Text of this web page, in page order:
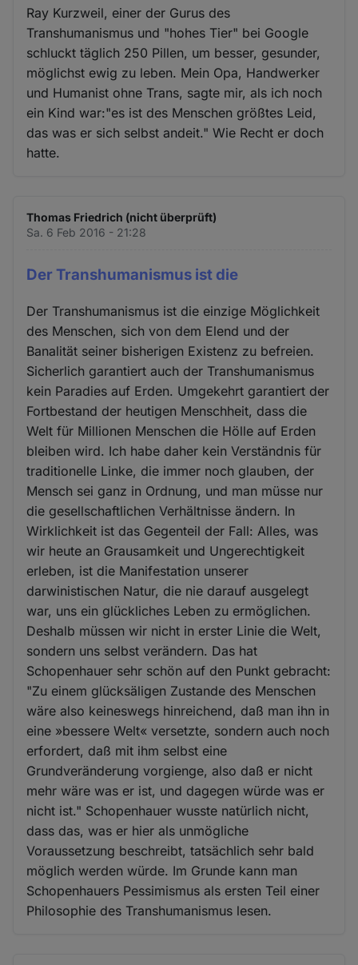
Ray Kurzweil, einer der Gurus des
Transhumanismus und "hohes Tier" bei Google
schluckt täglich 250 Pillen, um besser, gesunder,
möglichst ewig zu leben. Mein Opa, Handwerker
und Humanist ohne Trans, sagte mir, als ich noch
ein Kind war:"es ist des Menschen größtes Leid,
das was er sich selbst andeit." Wie Recht er doch
hatte.
Thomas Friedrich (nicht überprüft)
Sa. 6 Feb 2016 - 21:28
Der Transhumanismus ist die
Der Transhumanismus ist die einzige Möglichkeit
des Menschen, sich von dem Elend und der
Banalität seiner bisherigen Existenz zu befreien.
Sicherlich garantiert auch der Transhumanismus
kein Paradies auf Erden. Umgekehrt garantiert der
Fortbestand der heutigen Menschheit, dass die
Welt für Millionen Menschen die Hölle auf Erden
bleiben wird. Ich habe daher kein Verständnis für
traditionelle Linke, die immer noch glauben, der
Mensch sei ganz in Ordnung, und man müsse nur
die gesellschaftlichen Verhältnisse ändern. In
Wirklichkeit ist das Gegenteil der Fall: Alles, was
wir heute an Grausamkeit und Ungerechtigkeit
erleben, ist die Manifestation unserer
darwinistischen Natur, die nie darauf ausgelegt
war, uns ein glückliches Leben zu ermöglichen.
Deshalb müssen wir nicht in erster Linie die Welt,
sondern uns selbst verändern. Das hat
Schopenhauer sehr schön auf den Punkt gebracht:
"Zu einem glücksäligen Zustande des Menschen
wäre also keineswegs hinreichend, daß man ihn in
eine »bessere Welt« versetzte, sondern auch noch
erfordert, daß mit ihm selbst eine
Grundveränderung vorgienge, also daß er nicht
mehr wäre was er ist, und dagegen würde was er
nicht ist." Schopenhauer wusste natürlich nicht,
dass das, was er hier als unmögliche
Voraussetzung beschreibt, tatsächlich sehr bald
möglich werden würde. Im Grunde kann man
Schopenhauers Pessimismus als ersten Teil einer
Philosophie des Transhumanismus lesen.